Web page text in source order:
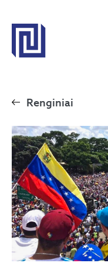
Renginiai